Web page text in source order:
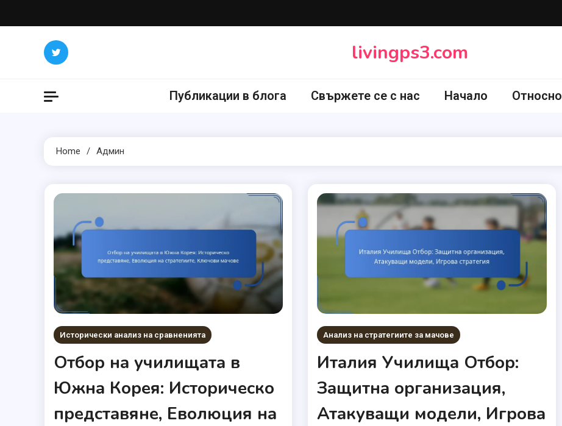
to
livingps3.com
Публикации в блога Свържете се с нас Начало Относно
Home Админ
Исторически анализ на сравненията
Отбор на училищата в
Южна Корея: Историческо
представяне, Еволюция на
Анализ на стратегиите за мачове
Италия Училища Отбор:
Защитна организация,
Атакуващи модели, Игрова